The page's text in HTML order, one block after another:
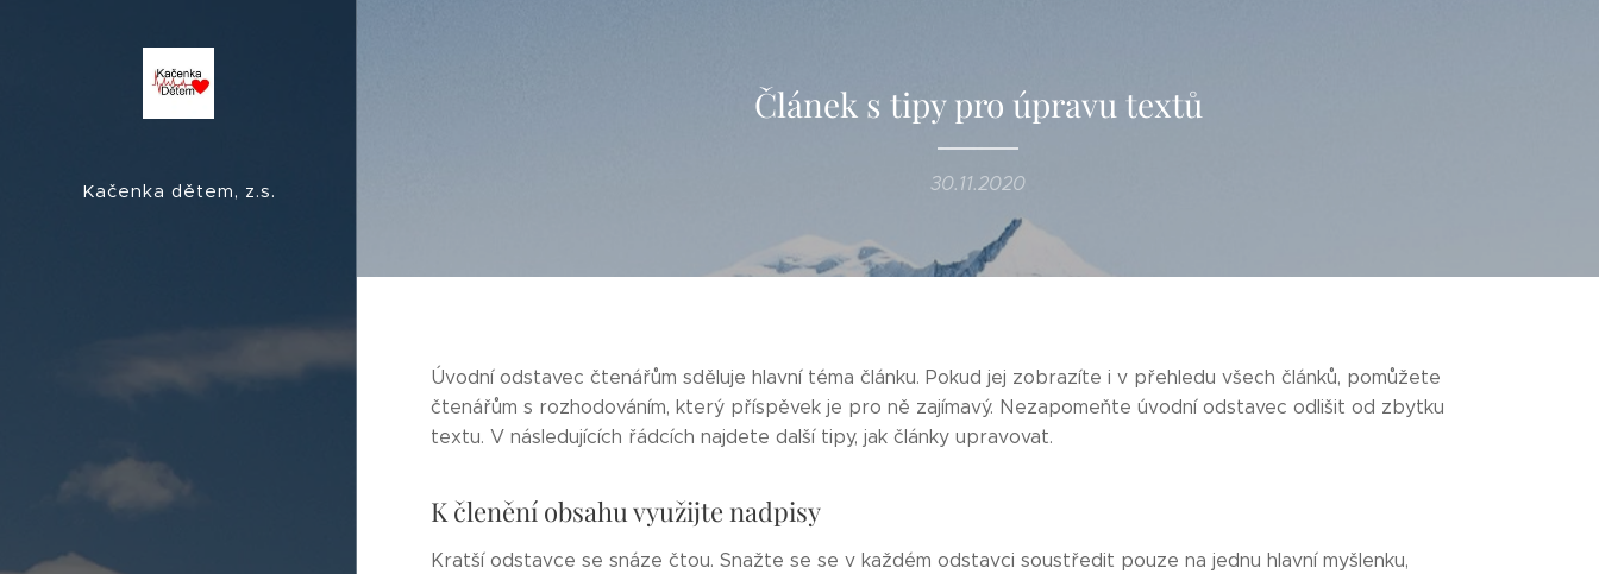
Kačenka dětem, z.s.
Článek s tipy pro úpravu textů
30.11.2020
Úvodní odstavec čtenářům sděluje hlavní téma článku. Pokud jej zobrazíte i v přehledu všech článků, pomůžete
čtenářům s rozhodováním, který příspěvek je pro ně zajímavý. Nezapomeňte úvodní odstavec odlišit od zbytku
textu. V následujících řádcích najdete další tipy, jak články upravovat.
K členění obsahu využijte nadpisy
Kratší odstavce se snáze čtou. Snažte se se v každém odstavci soustředit pouze na jednu hlavní myšlenku,